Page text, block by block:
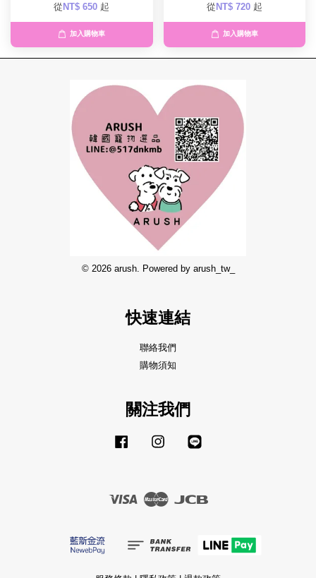
從 NT$ 650 起
加入購物車
從 NT$ 720 起
加入購物車
© 2026 arush. Powered by arush_tw_
快速連結
聯絡我們
購物須知
關注我們
Facebook Instagram
Visa Master